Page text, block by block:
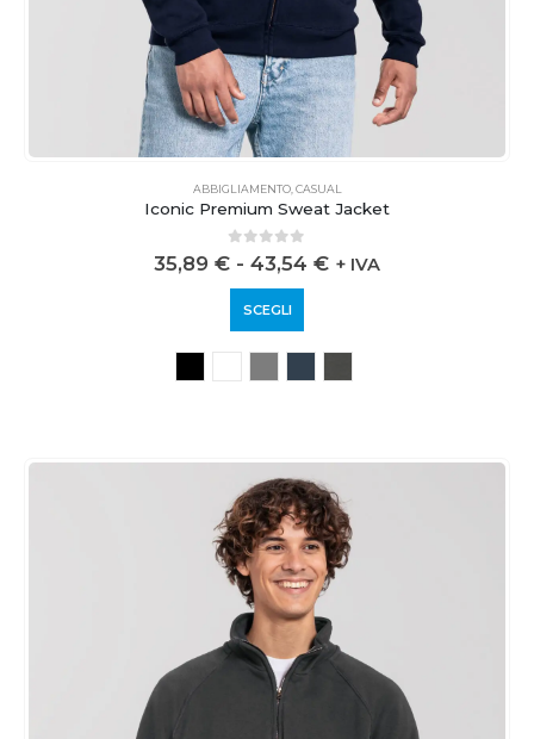
ABBIGLIAMENTO, CASUAL
Iconic Premium Sweat Jacket
0 out of 5
35,89 € - 43,54 € + IVA
SCEGLI